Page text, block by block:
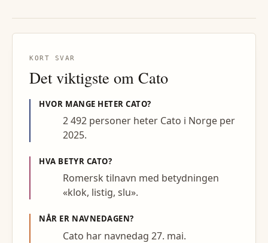
KORT SVAR
Det viktigste om Cato
HVOR MANGE HETERCATO?
2 492 personer heter Cato i Norge per
2025.
HVA BETYR CATO?
Romersk tilnavn med betydningen
«klok, listig, slu».
NÅR ER NAVNEDAGEN?
Cato har navnedag 27. mai.